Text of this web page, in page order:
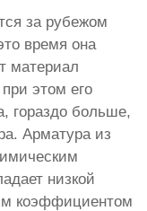
за рубежом
время она
материал
этом его
гораздо больше,
Арматура из
низкой
коэффициентом